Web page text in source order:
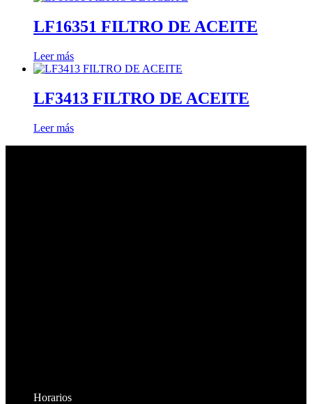
LF16351 FILTRO DE ACEITE
Leer más
LF3413 FILTRO DE ACEITE
Leer más
Horarios